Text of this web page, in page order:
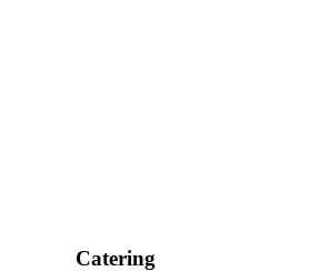
Catering